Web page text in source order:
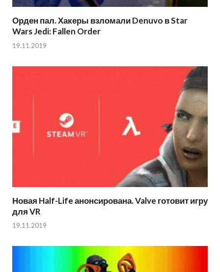
Орден пал. Хакеры взломали Denuvo в Star
Wars Jedi: Fallen Order
19.11.2019
Новая Half-Life анонсирована. Valve готовит игру
для VR
19.11.2019